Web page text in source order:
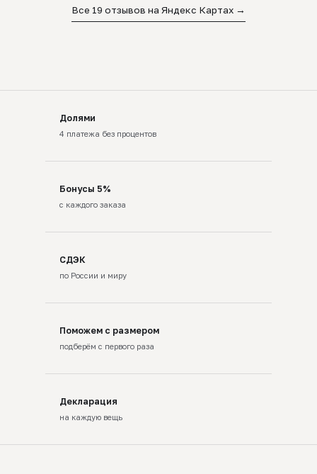
Все 19 отзывов на Яндекс Картах →
Долями
4 платежа без процентов
Бонусы 5%
с каждого заказа
СДЭК
по России и миру
Поможем с размером
подберём с первого раза
Декларация
на каждую вещь